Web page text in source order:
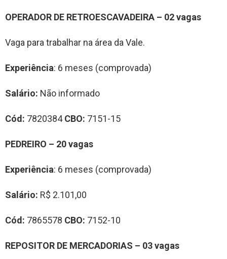
OPERADOR DE RETROESCAVADEIRA – 02 vagas
Vaga para trabalhar na área da Vale.
Experiência: 6 meses (comprovada)
Salário: Não informado
Cód: 7820384CBO: 7151-15
PEDREIRO – 20 vagas
Experiência: 6 meses (comprovada)
Salário: R$ 2.101,00
Cód: 7865578 CBO: 7152-10
REPOSITOR DE MERCADORIAS – 03 vagas